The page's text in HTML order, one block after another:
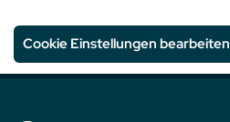
Cookie Einstellungen bearbeiten